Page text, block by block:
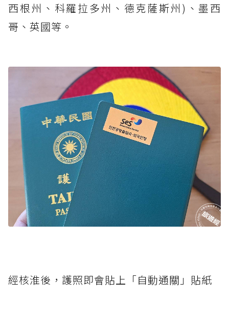
西根州、科羅拉多州、德克薩斯州)、墨西
哥、英國等。
經核淮後，護照即會貼上「自動通關」貼紙